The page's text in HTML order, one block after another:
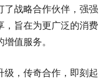
了战略合作伙伴，强强
，旨在为更广泛的消费
值服务。
级，传奇合作，即刻起